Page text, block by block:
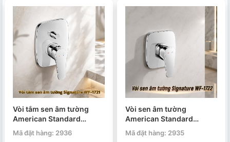
Vòi tắm sen âm tường
American Standard
Signature WF-1721
Mã đặt hàng: 2936
Vòi sen âm tường
American Standard
Signature WF-1722
Mã đặt hàng: 2935